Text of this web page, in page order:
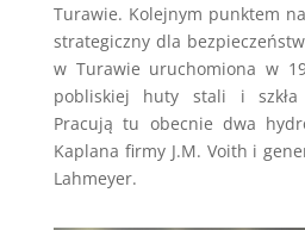
Turawie. Kolejnym punktem
strategiczny dla
w Turawie uruchomiona w
pobliskiej huty stali i
Pracują tu obecnie dwa
Kaplana firmy J.M. Voith i
Lahmeyer.